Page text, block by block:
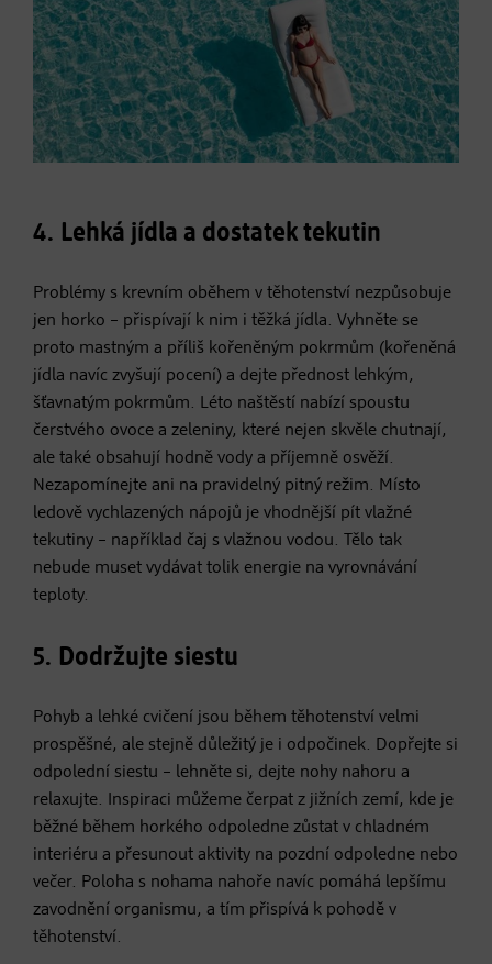
4. Lehká jídla a dostatek tekutin
​Problémy s krevním oběhem v těhotenství nezpůsobuje
jen horko – přispívají k nim i těžká jídla. Vyhněte se
proto mastným a příliš kořeněným pokrmům (kořeněná
jídla navíc zvyšují pocení) a dejte přednost lehkým,
šťavnatým pokrmům. Léto naštěstí nabízí spoustu
čerstvého ovoce a zeleniny, které nejen skvěle chutnají,
ale také obsahují hodně vody a příjemně osvěží.
Nezapomínejte ani na pravidelný pitný režim. Místo
ledově vychlazených nápojů je vhodnější pít vlažné
tekutiny – například čaj s vlažnou vodou. Tělo tak
nebude muset vydávat tolik energie na vyrovnávání
teploty.
5. Dodržujte siestu
​Pohyb a lehké cvičení jsou během těhotenství velmi
prospěšné, ale stejně důležitý je i odpočinek. Dopřejte si
odpolední siestu – lehněte si, dejte nohy nahoru a
relaxujte. Inspiraci můžeme čerpat z jižních zemí, kde je
běžné během horkého odpoledne zůstat v chladném
interiéru a přesunout aktivity na pozdní odpoledne nebo
večer. Poloha s nohama nahoře navíc pomáhá lepšímu
zavodnění organismu, a tím přispívá k pohodě v
těhotenství.